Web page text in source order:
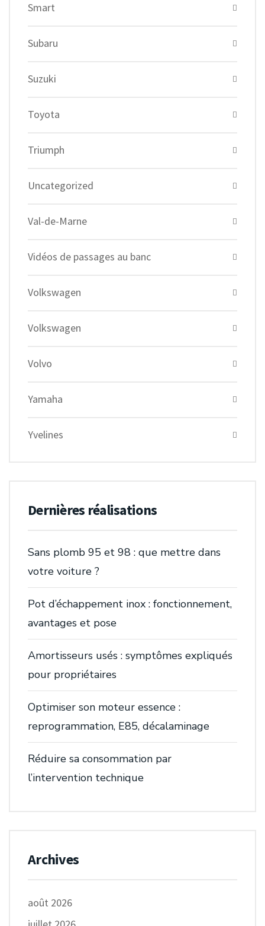
Smart
Subaru
Suzuki
Toyota
Triumph
Uncategorized
Val-de-Marne
Vidéos de passages au banc
Volkswagen
Volkswagen
Volvo
Yamaha
Yvelines
Dernières réalisations
Sans plomb 95 et 98 : que mettre dans
votre voiture ?
Pot d’échappement inox : fonctionnement,
avantages et pose
Amortisseurs usés : symptômes expliqués
pour propriétaires
Optimiser son moteur essence :
reprogrammation, E85, décalaminage
Réduire sa consommation par
l’intervention technique
Archives
août 2026